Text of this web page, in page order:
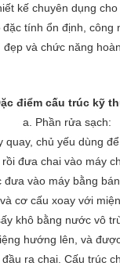
kế chuyên dụng
đặc tính ổn định, công
đẹp và chức năng
điểm cấu trúc kỹ
a. Phần rửa sạch:
quay, chủ yếu dùng
đưa chai vào máy
đưa vào máy bằng
cơ cấu xoay với
khô bằng nước vô
hướng lên, và
ra chai. Cấu trúc